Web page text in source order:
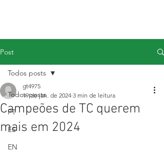
Post
Todos posts
PT
ES
EN
Todos posts
Campeões de TC querem
mais em 2024
gt4975
19 de jan. de 2024 3 min de leitura